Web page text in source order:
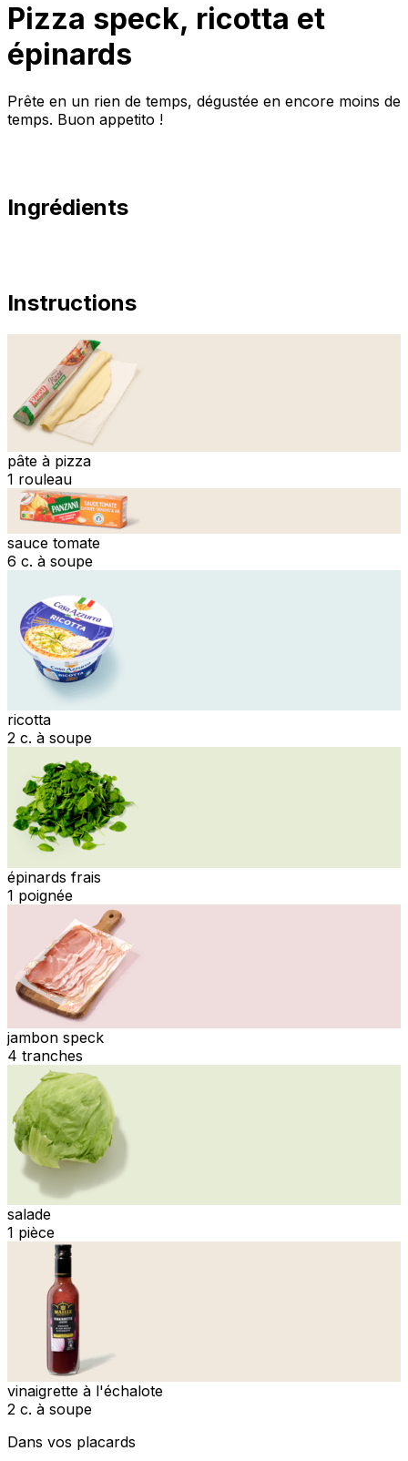
Pizza speck, ricotta et
épinards
Prête en un rien de temps, dégustée en encore moins de
temps. Buon appetito !
Ingrédients
Instructions
pâte à pizza
1 rouleau
sauce tomate
6 c. à soupe
ricotta
2 c. à soupe
épinards frais
1 poignée
jambon speck
4 tranches
salade
1 pièce
vinaigrette à l'échalote
2 c. à soupe
Dans vos placards